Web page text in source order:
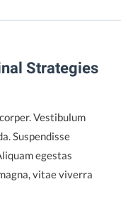
Strategies
Vestibulum
Suspendisse
egestas
vitae viverra